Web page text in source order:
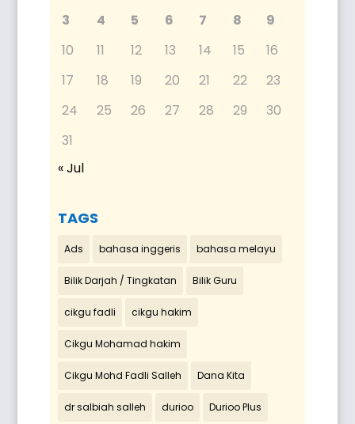
3 4 5 6 7 8
9
10
11 12 13 14 15
16
17
18 19 20 21 22
23
24
25 26 27 28 29
30
31
« Jul
TAGS
Ads bahasa inggeris bahasa melayu
Bilik Darjah / Tingkatan Bilik Guru
cikgu fadli cikgu hakim
Cikgu Mohamad hakim
Cikgu Mohd Fadli Salleh Dana Kita
dr salbiah salleh durioo Durioo Plus